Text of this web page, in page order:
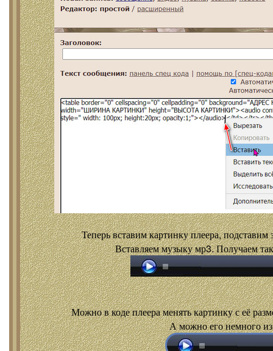
Теперь вставим картинку плеера, подставим
Вставляем музыку мр3. Получаем
Можно в коде плеера менять картинку с её
А можно его немного